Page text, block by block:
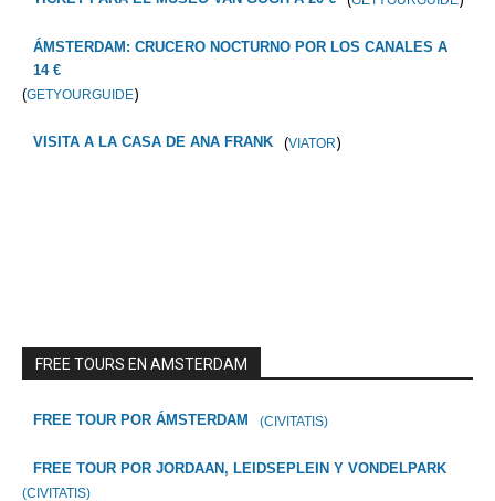
ÁMSTERDAM: CRUCERO NOCTURNO POR LOS CANALES A
14 €
(GETYOURGUIDE)
VISITA A LA CASA DE ANA FRANK (VIATOR)
FREE TOURS EN AMSTERDAM
FREE TOUR POR ÁMSTERDAM (CIVITATIS)
FREE TOUR POR JORDAAN, LEIDSEPLEIN Y VONDELPARK
(CIVITATIS)